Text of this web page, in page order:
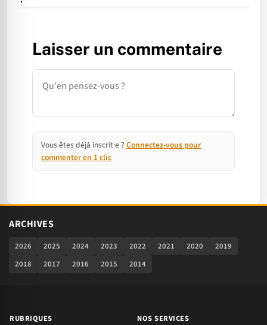
Laisser un commentaire
Commentaire
Vous êtes déjà inscrit·e ? Connectez-vous pour
commenter en 1 clic
ARCHIVES
2026 2025 2024 2023 2022 2021 2020
2019
2018
2017 2016 2015 2014
RUBRIQUES
NOS SERVICES